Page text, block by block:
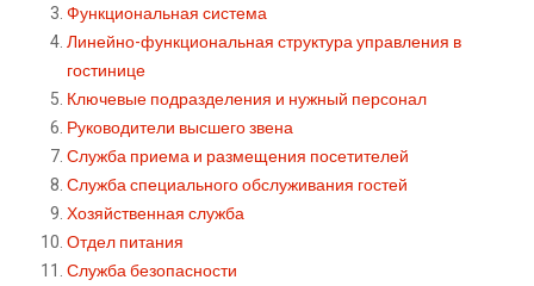
Функциональная система
Линейно-функциональная структура управления в
гостинице
Ключевые подразделения и нужный персонал
Руководители высшего звена
Служба приема и размещения посетителей
Служба специального обслуживания гостей
Хозяйственная служба
Отдел питания
Служба безопасности